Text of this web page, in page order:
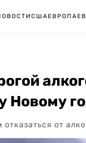
США ЕВРОПА
Новому
от